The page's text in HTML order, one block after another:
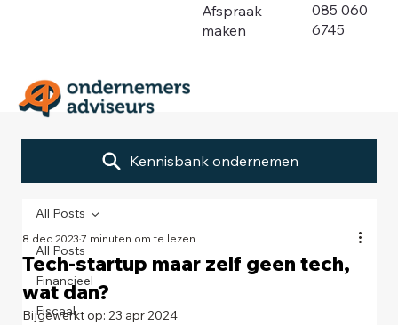
Afspraak
maken
085 060
6745
Kennisbank ondernemen
All Posts
Financieel
Fiscaal
All Posts
Tech-startup maar zelf geen tech,
wat dan?
8 dec 20237 minuten om te lezen
Bijgewerkt op: 23 apr 2024